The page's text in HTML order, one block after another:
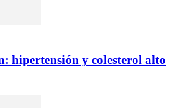
hipertensión y colesterol alto